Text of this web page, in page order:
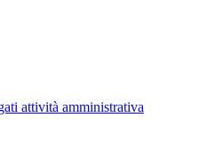
attività amministrativa